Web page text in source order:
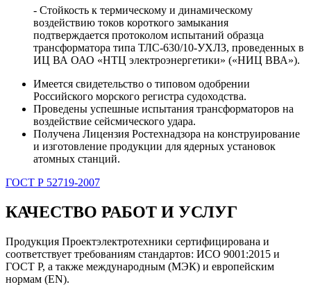
- Стойкость к термическому и динамическому
воздействию токов короткого замыкания
подтверждается протоколом испытаний образца
трансформатора типа ТЛС-630/10-УХЛЗ, проведенных в
ИЦ ВА ОАО «НТЦ электроэнергетики» («НИЦ ВВА»).
Имеется свидетельство о типовом одобрении
Российского морского регистра судоходства.
Проведены успешные испытания трансформаторов на
воздействие сейсмического удара.
Получена Лицензия Ростехнадзора на конструирование
и изготовление продукции для ядерных установок
атомных станций.
ГОСТ Р 52719-2007
КАЧЕСТВО РАБОТ И УСЛУГ
Продукция Проектэлектротехники сертифицирована и
соответствует требованиям стандартов: ИСО 9001:2015 и
ГОСТ Р, а также международным (МЭК) и европейским
нормам (EN).